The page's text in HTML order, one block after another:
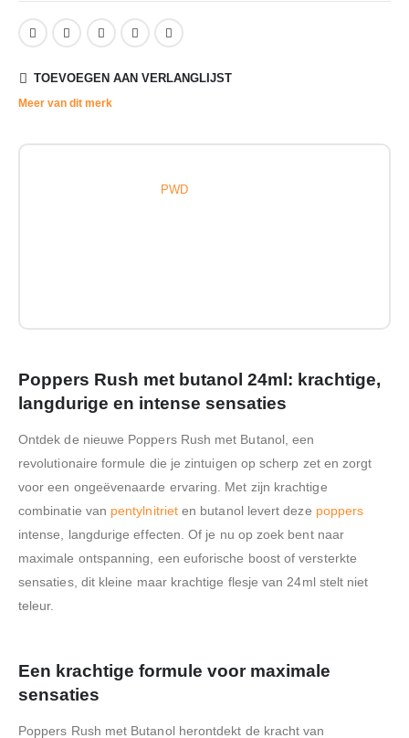
TOEVOEGEN AAN VERLANGLIJST
Meer van dit merk
PWD
Poppers Rush met butanol 24ml: krachtige,
langdurige en intense sensaties
Ontdek de nieuwe Poppers Rush met Butanol, een
revolutionaire formule die je zintuigen op scherp zet en zorgt
voor een ongeëvenaarde ervaring. Met zijn krachtige
combinatie van pentylnitrieten butanol levert deze poppers
intense, langdurige effecten. Of je nu op zoek bent naar
maximale ontspanning, een euforische boost of versterkte
sensaties, dit kleine maar krachtige flesje van 24ml stelt niet
teleur.
Een krachtige formule voor maximale
sensaties
Poppers Rush met Butanol herontdekt de kracht van